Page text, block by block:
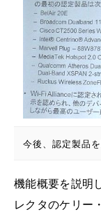
今後、認定製品
機能概要を説明
レクタのケリー